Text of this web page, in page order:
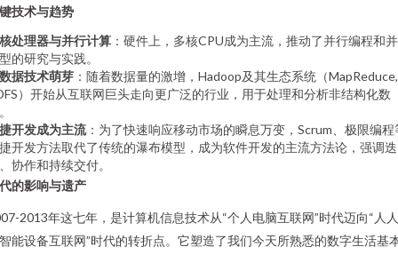
技术与趋势
处理器与并行计算 ：硬件上，多核CPU成为主流，推动了并行编程和
的研究与实践。
据技术萌芽 ：随着数据量的激增，Hadoop及其生态系统（MapReduce,
）开始从互联网巨头走向更广泛的行业，用于处理和分析非结构化数
开发成为主流：为了快速响应移动市场的瞬息万变，Scrum、极限编程
开发方法取代了传统的瀑布模型，成为软件开发的主流方法论，强调迭
协作和持续交付。
的影响与遗产
2013年这七年，是计算机信息技术从“个人电脑互联网”时代迈向“人
能设备互联网”时代的转折点。它塑造了我们今天所熟悉的数字生活基